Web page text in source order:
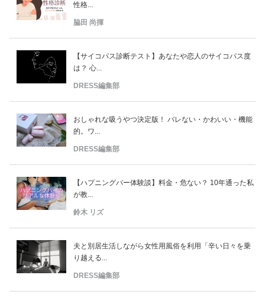
性格...
脇田 尚揮
【サイコパス診断テスト】あなたや恋人のサイコパス度
は？ 心...
DRESS編集部
おしゃれな吸うやつ決定版！ バレない・かわいい・機能
的。ワ...
DRESS編集部
【ハプニングバー体験談】料金・危ない？ 10年通った私
が教...
鈴木 リズ
夫と別居生活しながら女性用風俗を利用「辛い日々を乗
り越える...
DRESS編集部